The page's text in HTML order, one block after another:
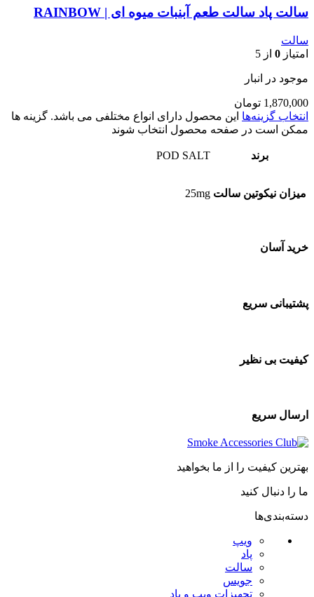
سالت پاد سالت طعم آبنبات میوه ای | RAINBOW
سالت
امتیاز 0 از 5
موجود در انبار
1,870,000 تومان
انتخاب گزینه‌ها این محصول دارای انواع مختلفی می باشد. گزینه ها
ممکن است در صفحه محصول انتخاب شوند
برند POD SALT
میزان نیکوتین سالت 25mg
خرید آسان
پشتیبانی سریع
کیفیت بی نظیر
ارسال سریع
بهترین کیفیت را از ما بخواهید
ما را دنبال کنید
دسته‌بندی‌ها
ویپ
پاد
سالت
جویس
تجهیزات ویپ و پاد